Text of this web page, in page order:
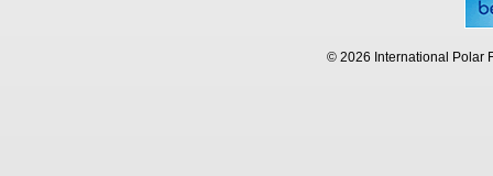
© 2026 International Polar